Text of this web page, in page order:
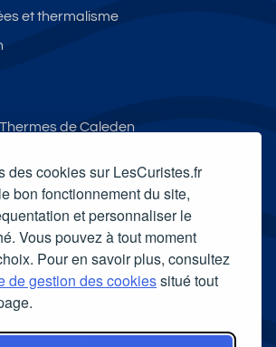
des cookies sur LesCuristes.fr
bon fonctionnement du site,
et personnaliser le
Vous pouvez à tout moment
Pour en savoir plus, consultez
de gestion des cookiessitué tout
et thermalisme
de Caleden
Vichy
Bagnoles-de-l'Orne
Saubusse
Châtel-Guyon